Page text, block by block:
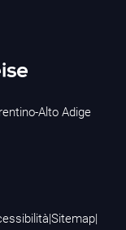
Alto Adige
|Sitemap|